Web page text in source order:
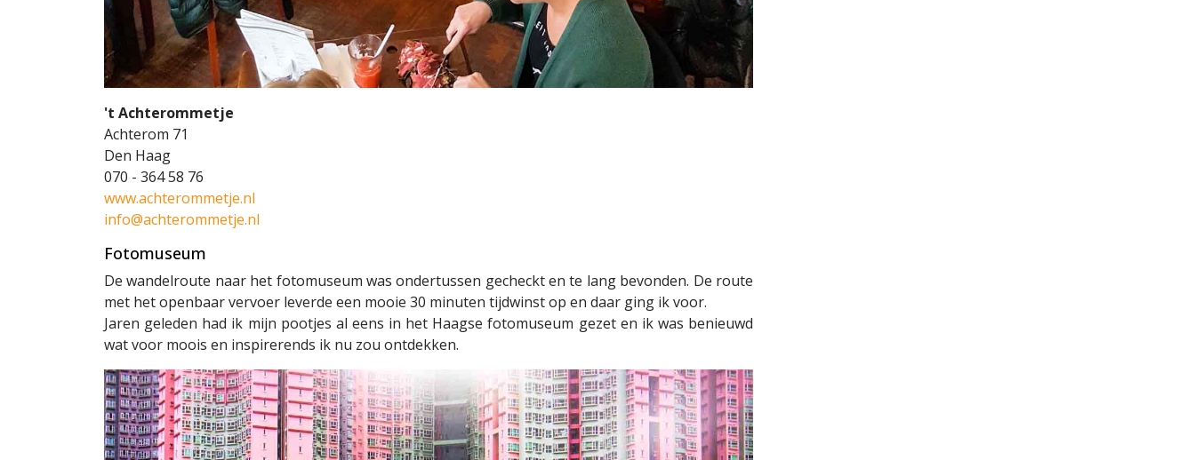
't Achterommetje
Achterom 71
Den Haag
070 - 364 58 76
www.achterommetje.nl
info@achterommetje.nl
Fotomuseum
De wandelroute naar het fotomuseum was ondertussen gecheckt en te lang bevonden. De route
met het openbaar vervoer leverde een mooie 30 minuten tijdwinst op en daar ging ik voor.
Jaren geleden had ik mijn pootjes al eens in het Haagse fotomuseum gezet en ik was benieuwd
wat voor moois en inspirerends ik nu zou ontdekken.